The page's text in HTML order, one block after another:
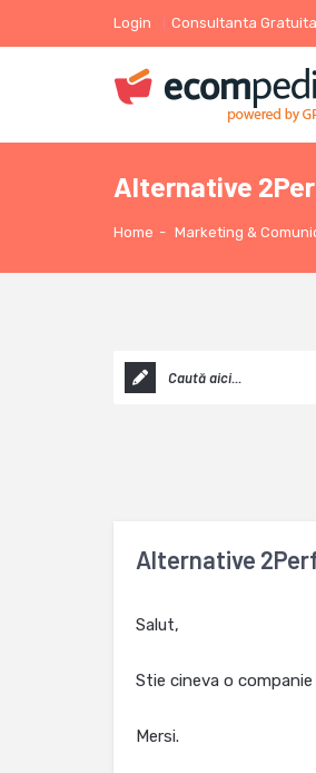
Login Consultanta Gratuita
Alternative
Home - Marketing &
Alternative
Salut,
Stie cineva o
Mersi.